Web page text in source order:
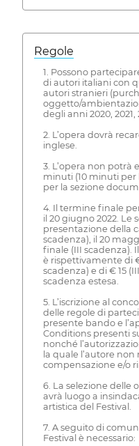
Regole
1. Possono
di autori italiani con
autori stranieri
oggetto/
degli anni 2020, 2021,
2. L’opera dovrà
inglese.
3. L’opera non potrà
minuti (10 minuti per
per la sezione
4. Il termine finale
il 20 giugno 2022. Le
presentazione della
scadenza), il 20
finale (III scadenza).
è rispettivamente di
scadenza) e di € 15
scadenza estesa.
5. L’iscrizione al
delle regole di
presente bando e
Conditions presenti
nonché
la quale l’autore non
compensazione e/o
6. La selezione delle
avrà luogo a
artistica del Festival.
7. A seguito di
Festival è necessario: